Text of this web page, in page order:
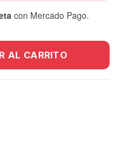
con Mercado Pago.
AL CARRITO